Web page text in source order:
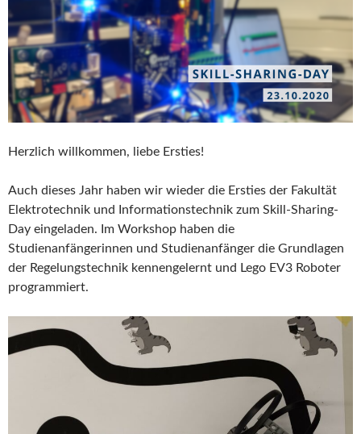
Herzlich willkommen, liebe Ersties!
Auch dieses Jahr haben wir wieder die Ersties der Fakultät
Elektrotechnik und Informationstechnik zum Skill-Sharing-
Day eingeladen. Im Workshop haben die
Studienanfängerinnen und Studienanfänger die Grundlagen
der Regelungstechnik kennengelernt und Lego EV3 Roboter
programmiert.